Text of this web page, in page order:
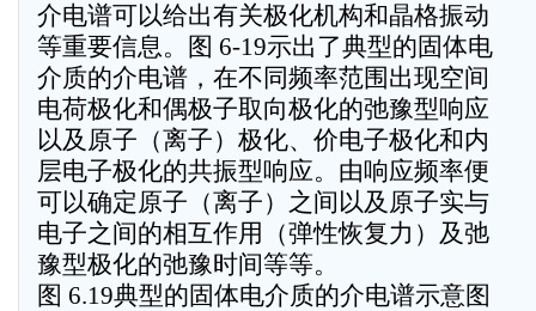
介电谱可以给出有关极化机构和晶格振动
等重要信息。图 6-19示出了典型的固体电
介质的介电谱，在不同频率范围出现空间
电荷极化和偶极子取向极化的弛豫型响应
以及原子（离子）极化、价电子极化和内
层电子极化的共振型响应。由响应频率便
可以确定原子（离子）之间以及原子实与
电子之间的相互作用（弹性恢复力）及弛
豫型极化的弛豫时间等等。
图 6.19典型的固体电介质的介电谱示意图